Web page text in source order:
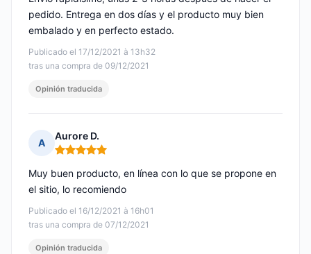
Publicado el 17/12/2021 à 13h32
tras una compra de 09/12/2021
pedido. Entrega en dos días y el producto muy bien
embalado y en perfecto estado.
Opinión traducida
A
Aurore D.
Nota: 5 de 5
Publicado el 16/12/2021 à 16h01
tras una compra de 07/12/2021
Muy buen producto, en línea con lo que se propone en
el sitio, lo recomiendo
Opinión traducida